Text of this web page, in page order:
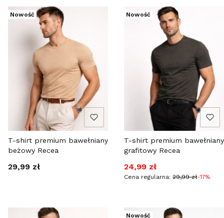
Nowość
T-shirt premium bawełniany
beżowy Recea
Cena
29,99 zł
Nowość
T-shirt premium bawełniany
grafitowy Recea
Cena promocyjna
24,99 zł
Cena regularna: 29,99 zł-17%
Nowość